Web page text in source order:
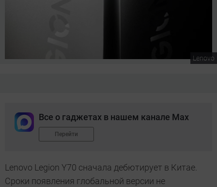
Lenovo
Все о гаджетах в нашем канале Max
Перейти
Lenovo Legion Y70 сначала дебютирует в Китае.
Сроки появления глобальной версии не